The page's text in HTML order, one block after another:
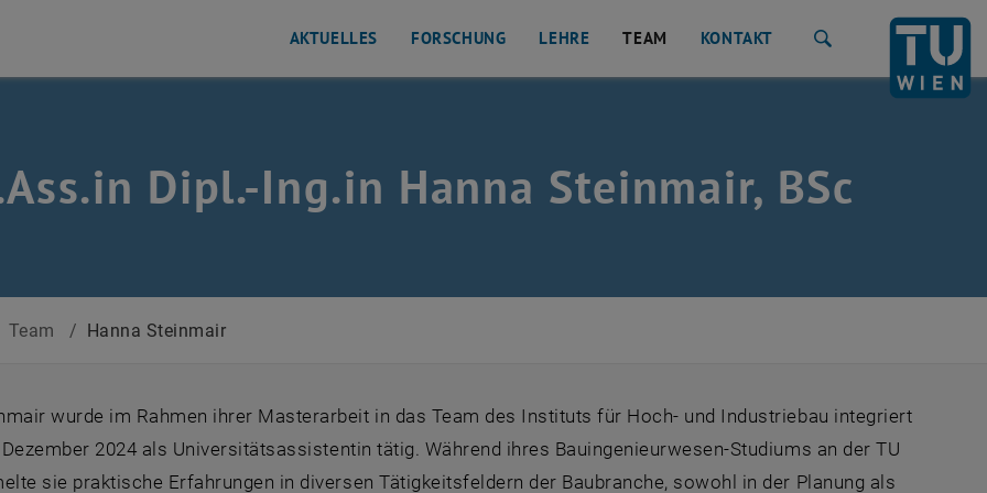
AKTUELLES FORSCHUNG LEHRE TEAM KONTAKT
Dipl.-Ing.in Hanna Steinmair, BSc
Team / Hanna Steinmair
wurde im Rahmen ihrer Masterarbeit in das Team des Instituts für Hoch- und Industriebau integriert
2024 als Universitätsassistentin tätig. Während ihres Bauingenieurwesen-Studiums an der TU
sie praktische Erfahrungen in diversen Tätigkeitsfeldern der Baubranche, sowohl in der Planung als